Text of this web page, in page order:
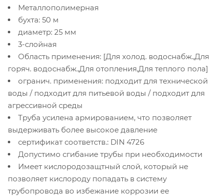
Металлополимерная
бухта: 50 м
диаметр: 25 мм
3-слойная
Область применения: [Для холод. водоснабж.,Для
горяч. водоснабж.,Для отопления,Для теплого пола]
огранич. применения: подходит для технической
воды / подходит для питьевой воды / подходит для
агрессивной среды
Труба усилена армированием, что позволяет
выдерживать более высокое давление
сертификат соответств.: DIN 4726
Допустимо сгибание трубы при необходимости
Имеет кислородозащтный слой, который не
позволяет кислороду попадать в систему
трубопровода во избежание коррозии ее